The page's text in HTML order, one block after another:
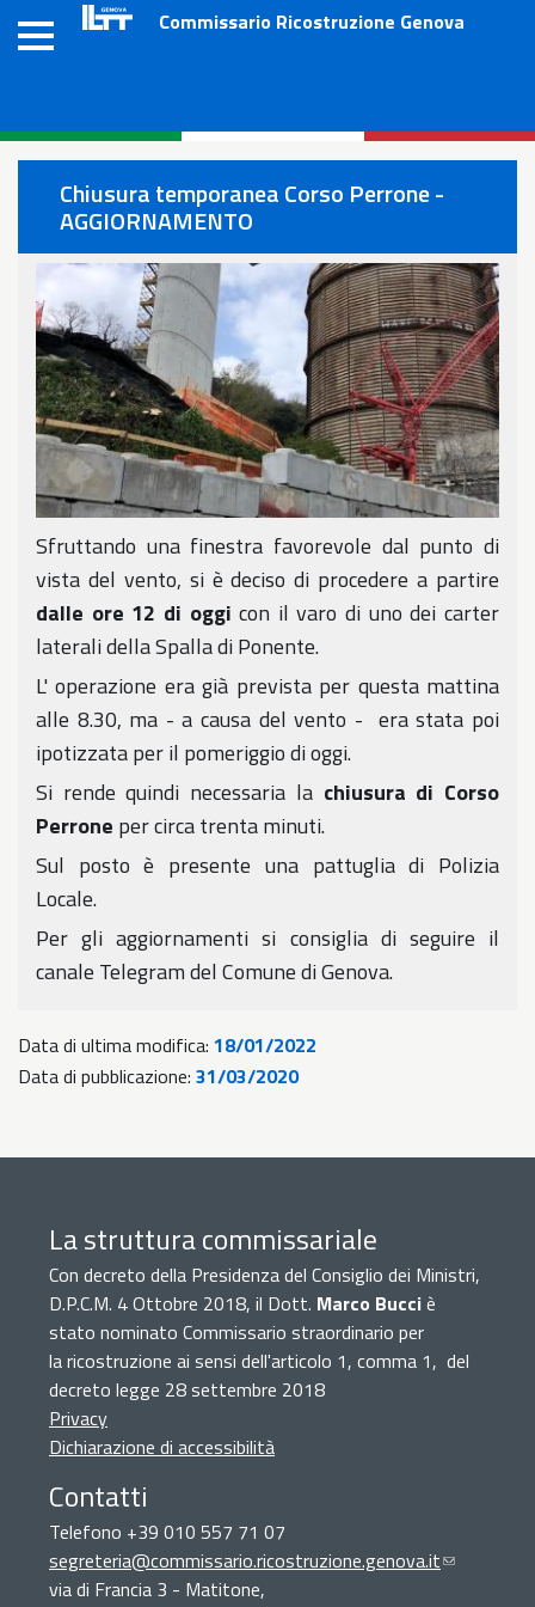
Salta
Commissario Ricostruzione Genova
Chiusura temporanea Corso Perrone -
AGGIORNAMENTO
Sfruttando una finestra favorevole dal punto di
vista del vento, si è deciso di procedere a partire
dalle ore 12 di oggicon il varo di uno dei carter
laterali della Spalla di Ponente.
L' operazione era già prevista per questa mattina
alle 8.30, ma - a causa del vento - era stata poi
ipotizzata per il pomeriggio di oggi.
Si rende quindi necessaria la chiusura di Corso
Perrone per circa trenta minuti.
Sul posto è presente una pattuglia di Polizia
Locale.
Per gli aggiornamenti si consiglia di seguire il
canale Telegram del Comune di Genova.
Data di ultima modifica: 18/01/2022
Data di pubblicazione: 31/03/2020
La struttura commissariale
Con decreto della Presidenza del Consiglio dei Ministri,
D.P.C.M. 4 Ottobre 2018, il Dott. Marco Bucciè
stato nominato Commissario straordinario per
la ricostruzione ai sensi dell'articolo 1, comma 1, del
decreto legge 28 settembre 2018
Privacy
Dichiarazione di accessibilità
Contatti
Telefono +39 010 557 71 07
segreteria@commissario.ricostruzione.genova.it(link
via di Francia 3 - Matitone,